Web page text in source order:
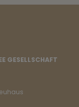
GESELLSCHAFT